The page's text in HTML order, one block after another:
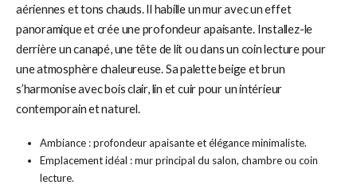
aériennes et tons chauds. Il habille un mur avec un effet
panoramique et crée une profondeur apaisante. Installez-le
derrière un canapé, une tête de lit ou dans un coin lecture pour
une atmosphère chaleureuse. Sa palette beige et brun
s’harmonise avec bois clair, lin et cuir pour un intérieur
contemporain et naturel.
Ambiance : profondeur apaisante et élégance minimaliste.
Emplacement idéal : mur principal du salon, chambre ou coin
lecture.